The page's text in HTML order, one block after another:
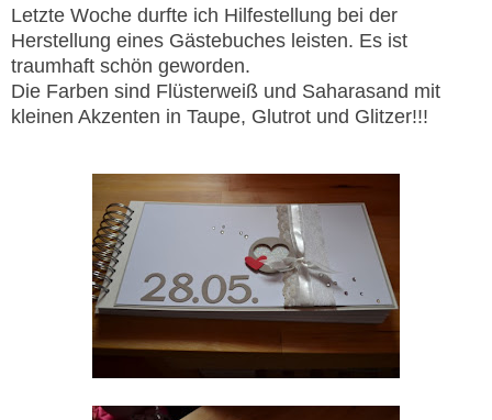
Letzte Woche durfte ich Hilfestellung bei der
Herstellung eines Gästebuches leisten. Es ist
traumhaft schön geworden.
Die Farben sind Flüsterweiß und Saharasand mit
kleinen Akzenten in Taupe, Glutrot und Glitzer!!!